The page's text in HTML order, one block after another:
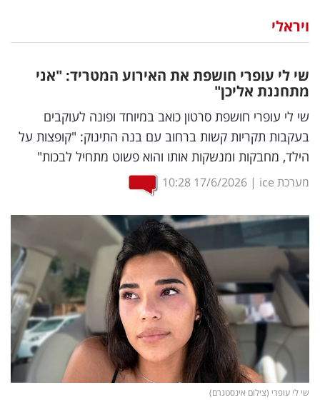
וצרכנות
דיגיטל
וטק
שיווק
ופרסום
מדדים
ומחקרים
דעות
רכילות
עסקית
קריפטו
ויראלי
שי לי עופרי חושפת את האירוע המטריד: "אני
מתחננת אליכן"
שי לי עופרי חושפת סרטון כואב במיוחד ופונה לעוקבים
בעקבות תקריות קשות ברחוב עם בנה התינוק: "קופצות על
הילד, מחבקות ומנשקות אותו והוא פשוט מתחיל לבכות"
מערכת ice |
17/6/2026
10:28
שי לי עופרי (צילום אינסטגרם)